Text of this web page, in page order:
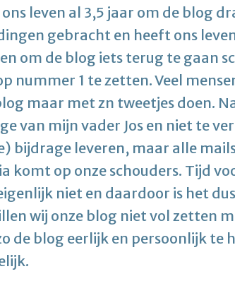
leven al 3,5 jaar om de blog
gebracht en heeft ons
om de blog iets terug te gaan
nummer 1 te zetten. Veel
maar met zn tweetjes doen.
van mijn vader Jos en niet te
bijdrage leveren, maar alle
komt op onze schouders. Tijd
niet en daardoor is het
wij onze blog niet vol zetten
de blog eerlijk en persoonlijk te